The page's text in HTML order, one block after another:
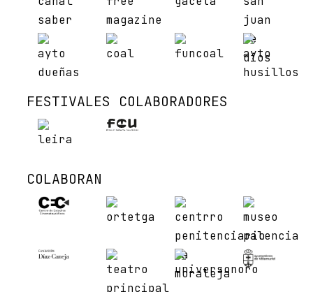
FESTIVALES COLABORADORES
COLABORAN